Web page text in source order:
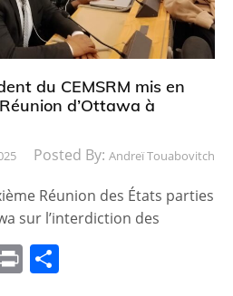
du CEMSRM mis en
d’Ottawa à
Posted By: Andreï Touabovitch
Réunion des États parties
sur l’interdiction des
Pr